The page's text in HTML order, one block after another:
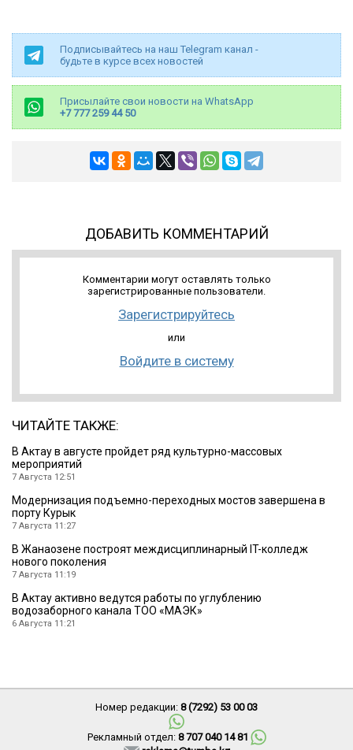
Подписывайтесь на наш Telegram канал -
будьте в курсе всех новостей
Присылайте свои новости на WhatsApp
+7 777 259 44 50
ДОБАВИТЬ КОММЕНТАРИЙ
Комментарии могут оставлять только
зарегистрированные пользователи.
Зарегистрируйтесь
или
Войдите в систему
ЧИТАЙТЕ ТАКЖЕ:
В Актау в августе пройдет ряд культурно-массовых
мероприятий
7 Августа 12:51
Модернизация подъемно-переходных мостов завершена в
порту Курык
7 Августа 11:27
В Жанаозене построят междисциплинарный IT-колледж
нового поколения
7 Августа 11:19
В Актау активно ведутся работы по углублению
водозаборного канала ТОО «МАЭК»
6 Августа 11:21
Номер редакции: 8 (7292) 53 00 03
Рекламный отдел: 8 707 040 14 81